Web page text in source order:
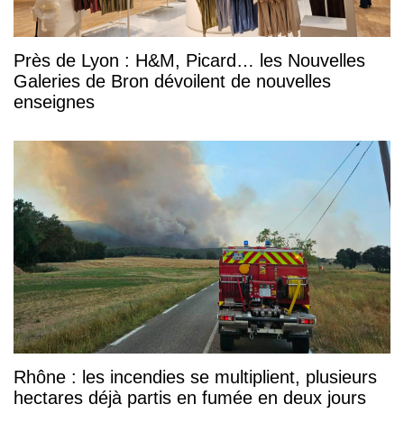
Près de Lyon : H&M, Picard… les Nouvelles
Galeries de Bron dévoilent de nouvelles
enseignes
Rhône : les incendies se multiplient, plusieurs
hectares déjà partis en fumée en deux jours